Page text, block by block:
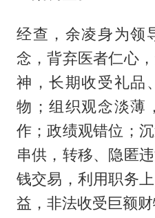
经查，余凌身为领
念，背弃医者仁心
神，长期收受礼品
物；组织观念淡薄
作；政绩观错位；
串供，转移、隐匿
钱交易，利用职务
益，非法收受巨额财